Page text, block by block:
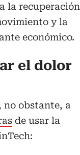
la recuperación
y la
económico.
el dolor
no obstante, a
de usar la